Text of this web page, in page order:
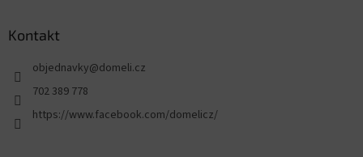
Kontakt
objednavky@domeli.cz
702 389 778
https://www.facebook.com/domelicz/